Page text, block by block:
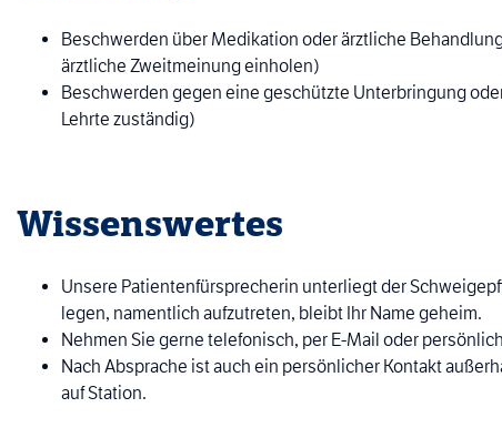
Beschwerden über Medikation oder ärztliche
ärztliche Zweitmeinung einholen)
Beschwerden gegen eine geschützte Unterbringung
Lehrte zuständig)
Wissenswertes
Unsere Patientenfürsprecherin unterliegt der
legen, namentlich aufzutreten, bleibt Ihr Name geheim.
Nehmen Sie gerne telefonisch, per E-Mail oder
Nach Absprache ist auch ein persönlicher Kontakt
auf Station.